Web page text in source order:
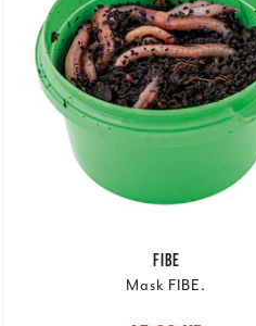
FIBE
Mask FIBE.